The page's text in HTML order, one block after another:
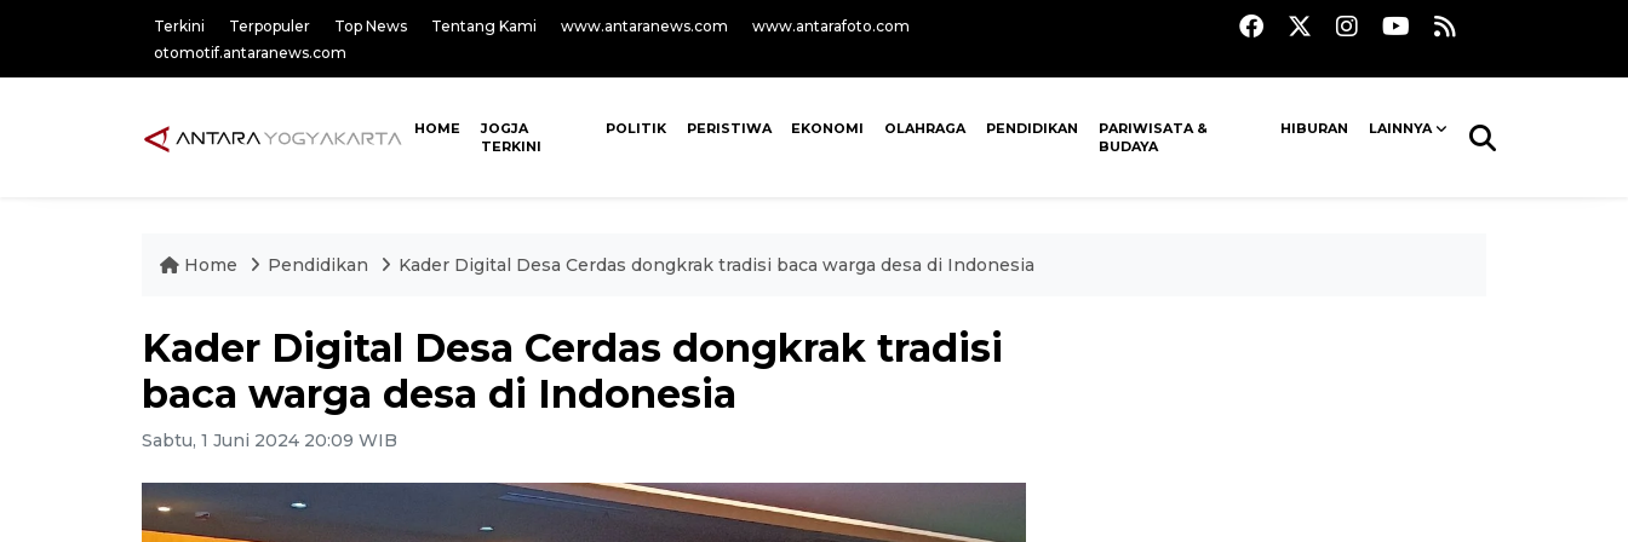
Terkini Terpopuler Top News Tentang Kami www.antaranews.com
www.antarafoto.com
otomotif.antaranews.com
HOME
JOGJA
TERKINI
POLITIK PERISTIWA EKONOMI OLAHRAGA PENDIDIKAN
PARIWISATA &
BUDAYA
HIBURAN LAINNYA
Home Pendidikan Kader Digital Desa Cerdas dongkrak tradisi baca warga desa di Indonesia
Kader Digital Desa Cerdas dongkrak tradisi
baca warga desa di Indonesia
Sabtu, 1 Juni 2024 20:09 WIB